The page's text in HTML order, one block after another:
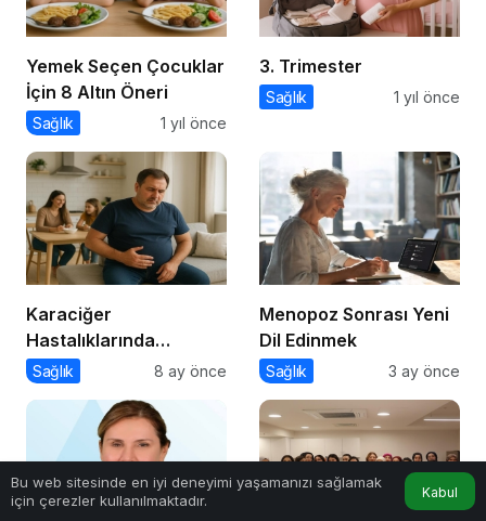
Yemek Seçen Çocuklar
İçin 8 Altın Öneri
Sağlık 1 yıl önce
3. Trimester
Sağlık 1 yıl önce
Karaciğer
Hastalıklarında
Beslenme
Sağlık 8 ay önce
Menopoz Sonrası Yeni
Dil Edinmek
Sağlık 3 ay önce
Bu web sitesinde en iyi deneyimi yaşamanızı sağlamak
için çerezler kullanılmaktadır.
Kabul